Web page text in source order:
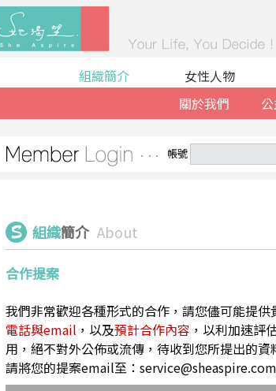
組織簡介
關於我們
女性人物
帳號
組織簡介 About
合作提案
我們非常歡迎各種形式的合作，請您儘可能提
電話與email ，以及預計合作內容 ，以利加速評
用，絕不對外公佈或流傳，待收到您所提出的資
請將您的提案email至：